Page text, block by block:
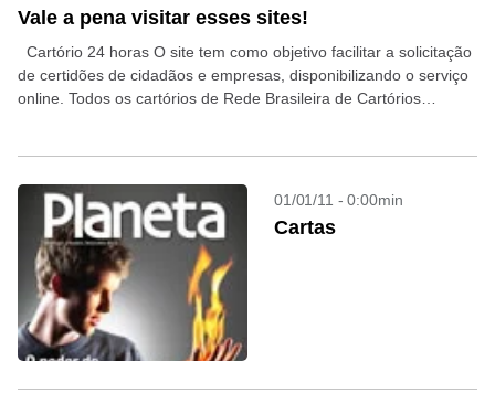
Vale a pena visitar esses sites!
Cartório 24 horas O site tem como objetivo facilitar a solicitação
de certidões de cidadãos e empresas, disponibilizando o serviço
online. Todos os cartórios de Rede Brasileira de Cartórios
01/01/11 - 0:00min
Cartas